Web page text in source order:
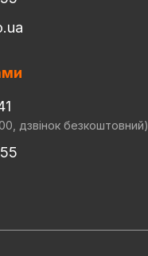
дзвінок безкоштовний)